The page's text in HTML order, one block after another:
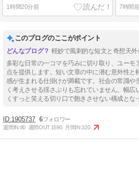
1時間20分前 7時間
このブログのここがポイント
軽妙で風刺的な短文と奇想天外
多彩な日常の一コマを巧みに切り取り、ユーモ
点を提供します。短い文章の中に潜む意外性と
感が生まれる仕掛けが満載です。社会の常識や
く考えさせる揺さぶりも忘れていません。幅広
くすっと笑える切り口で飽きさせない構成とな
1905737 6
週間IN:80 週間OUT:1590 月間IN:320